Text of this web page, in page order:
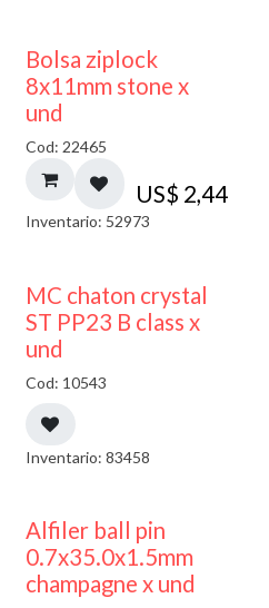
¡NUEVO!
Bolsa ziplock
8x11mm stone x
und
Cod: 22465
US$ 2,44
Inventario: 52973
MC chaton crystal
ST PP23 B class x
und
Cod: 10543
Inventario: 83458
Alfiler ball pin
0.7x35.0x1.5mm
champagne x und